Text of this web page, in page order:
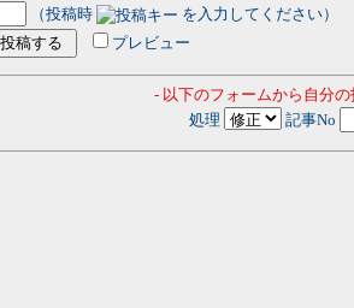
（投稿時
を入力してください）
プレビュー
- 以下のフォームから自分
処理
記事No